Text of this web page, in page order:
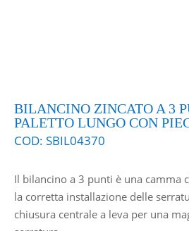
BILANCINO ZINCATO A 3
PALETTO LUNGO CON
COD: SBIL04370
Il bilancino a 3 punti è una camma
la corretta installazione delle
chiusura centrale a leva per una